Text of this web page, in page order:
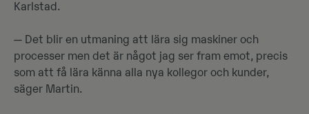
Karlstad.
— Det blir en utmaning att lära sig maskiner och
processer men det är något jag ser fram emot, precis
som att få lära känna alla nya kollegor och kunder,
säger Martin.